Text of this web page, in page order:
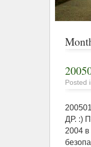
Posted
ДР. :)
2004